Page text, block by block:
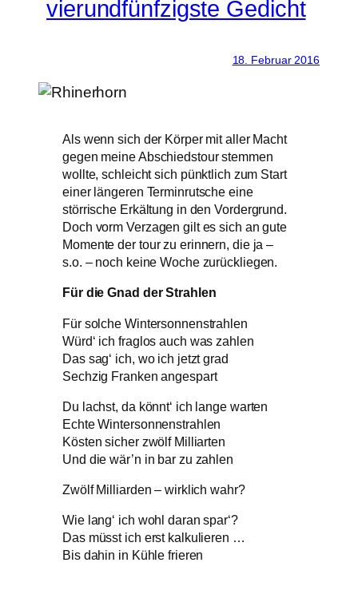
vierundfünfzigste Gedicht
18. Februar 2016
Als wenn sich der Körper mit aller Macht
gegen meine Abschiedstour stemmen
wollte, schleicht sich pünktlich zum Start
einer längeren Terminrutsche eine
störrische Erkältung in den Vordergrund.
Doch vorm Verzagen gilt es sich an gute
Momente der tour zu erinnern, die ja –
s.o. – noch keine Woche zurückliegen.
Für die Gnad der Strahlen
Für solche Wintersonnenstrahlen
Würd‘ ich fraglos auch was zahlen
Das sag‘ ich, wo ich jetzt grad
Sechzig Franken angespart
Du lachst, da könnt‘ ich lange warten
Echte Wintersonnenstrahlen
Kösten sicher zwölf Milliarten
Und die wär’n in bar zu zahlen
Zwölf Milliarden – wirklich wahr?
Wie lang‘ ich wohl daran spar‘?
Das müsst ich erst kalkulieren …
Bis dahin in Kühle frieren